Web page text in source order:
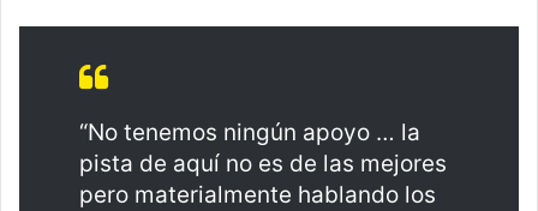
“No tenemos ningún apoyo … la
pista de aquí no es de las mejores
pero materialmente hablando los